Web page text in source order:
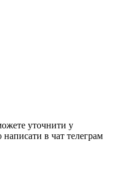
уточнити у
в чат телеграм